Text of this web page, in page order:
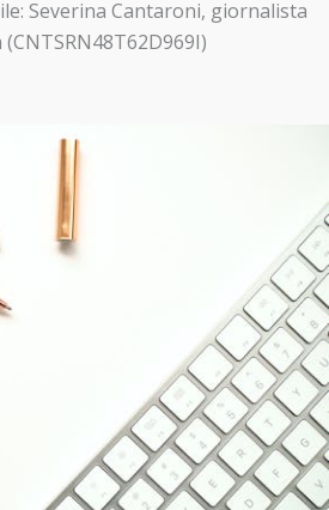
Severina Cantaroni, giornalista